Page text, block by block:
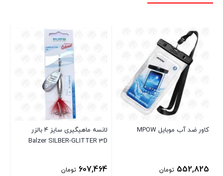
کاور ضد آب موبایل MPOW
552,825 تومان
لانسه ماهیگیری سایز ۴ بالزر
Balzer SILBER-GLITTER 3D
607,464 تومان